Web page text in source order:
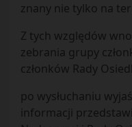
znany nie tylko na
Z tych względów
zebrania grupy
członków Rady
po wysłuchaniu
informacji